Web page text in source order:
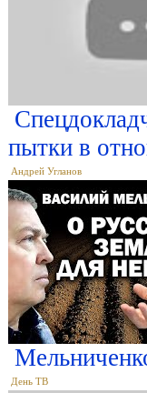
пытки в
Андрей Угланов
День ТВ